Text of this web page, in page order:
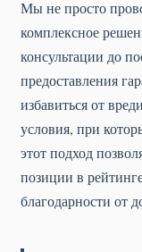
Мы не просто
комплексное
консультации до
предоставления
избавиться от
условия, при
этот подход
позиции в
благодарности от